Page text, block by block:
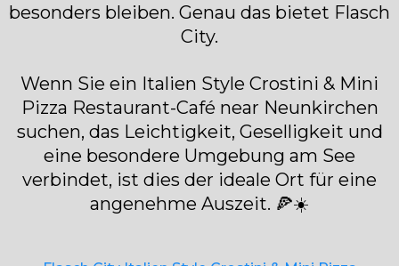
besonders bleiben. Genau das bietet Flasch
City.
Wenn Sie ein Italien Style Crostini & Mini
Pizza Restaurant-Café near Neunkirchen
suchen, das Leichtigkeit, Geselligkeit und
eine besondere Umgebung am See
verbindet, ist dies der ideale Ort für eine
angenehme Auszeit. 🍕☀️